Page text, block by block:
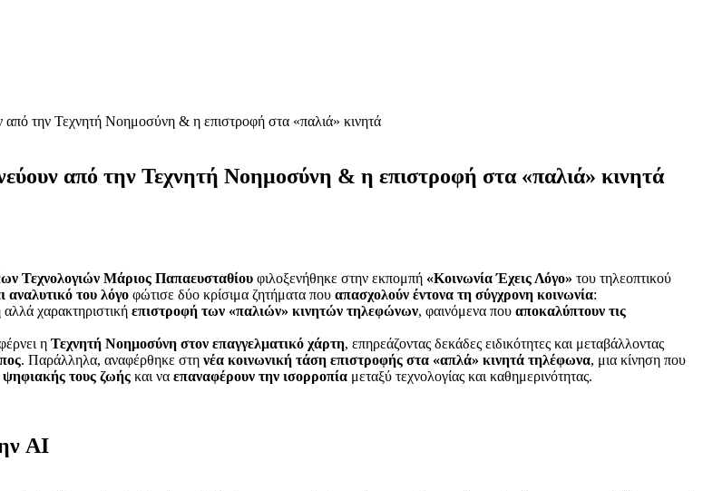
την Τεχνητή Νοημοσύνη & η επιστροφή στα «παλιά» κινητά
από την Τεχνητή Νοημοσύνη & η επιστροφή στα «παλιά» κινητά
Τεχνολογιών Μάριος Παπαευσταθίου φιλοξενήθηκε στην εκπομπή «Κοινωνία Έχεις Λόγο» του τηλεοπτικού
αναλυτικό του λόγο φώτισε δύο κρίσιμα ζητήματα που απασχολούν έντονα τη σύγχρονη κοινωνία:
χαρακτηριστική επιστροφή των «παλιών» κινητών τηλεφώνων, φαινόμενα που αποκαλύπτουν τις
η Τεχνητή Νοημοσύνη στον επαγγελματικό χάρτη, επηρεάζοντας δεκάδες ειδικότητες και μεταβάλλοντας
. Παράλληλα, αναφέρθηκε στη νέα κοινωνική τάση επιστροφής στα «απλά» κινητά τηλέφωνα, μια κίνηση που
ψηφιακής τους ζωής και να επαναφέρουν την ισορροπία μεταξύ τεχνολογίας και καθημερινότητας.
AI